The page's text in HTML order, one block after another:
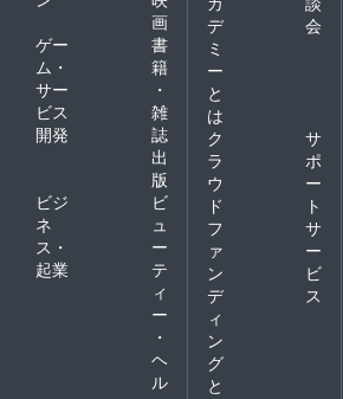
画
ゲー
ム・
サー
ビス
開発
書
籍
・
雑
誌
出
版
ビジ
ネ
ス・
起業
ビ
ュ
ー
テ
ィ
ー
・
ヘ
ル
デ
ミ
ー
と
は
会
ク
ラ
ウ
ド
フ
ァ
ン
デ
ィ
ン
グ
と
サ
ポ
ー
ト
サ
ー
ビ
ス